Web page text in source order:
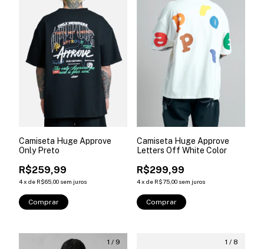
Camiseta Huge Approve
Only Preto
R$259,99
4x de R$65,00 sem juros
Comprar
Camiseta Huge Approve
Letters Off White Color
R$299,99
4x de R$75,00 sem juros
Comprar
1 / 9 1 / 8